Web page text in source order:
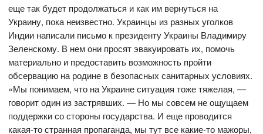
еще так будет продолжаться и как им вернуться на
Украину, пока неизвестно. Украинцы из разных уголков
Индии написали письмо к президенту Украины Владимиру
Зеленскому. В нем они просят эвакуировать их, помочь
материально и предоставить возможность пройти
обсервацию на родине в безопасных санитарных условиях.
«Мы понимаем, что на Украине ситуация тоже тяжелая, —
говорит один из застрявших. — Но мы совсем не ощущаем
поддержки со стороны государства. И еще проводится
какая-то странная пропаганда, мы тут все какие-то мажоры,